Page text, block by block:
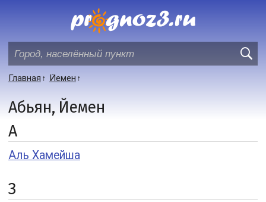
Главная Йемен
Абьян, Йемен
А
Аль Хамейша
З